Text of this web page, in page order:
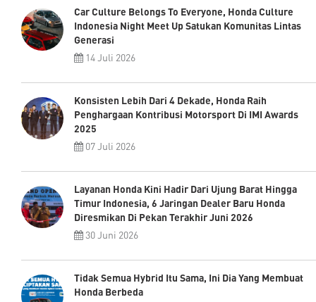
Car Culture Belongs To Everyone, Honda Culture
Indonesia Night Meet Up Satukan Komunitas Lintas
Generasi
14 Juli 2026
Konsisten Lebih Dari 4 Dekade, Honda Raih
Penghargaan Kontribusi Motorsport Di IMI Awards
2025
07 Juli 2026
Layanan Honda Kini Hadir Dari Ujung Barat Hingga
Timur Indonesia, 6 Jaringan Dealer Baru Honda
Diresmikan Di Pekan Terakhir Juni 2026
30 Juni 2026
Tidak Semua Hybrid Itu Sama, Ini Dia Yang Membuat
Honda Berbeda